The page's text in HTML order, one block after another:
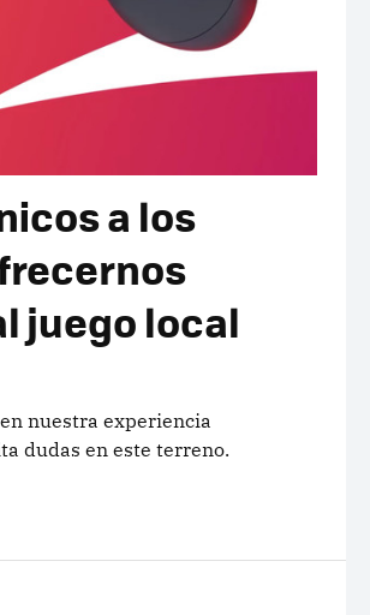
a los
juego local
nuestra experiencia
dudas en este terreno.